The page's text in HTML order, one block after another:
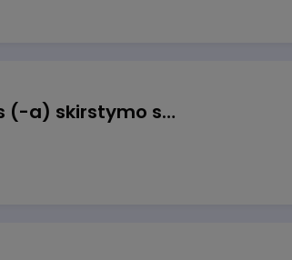
Užsakymų komplektuotojas (-a) skirstymo sandėlyje